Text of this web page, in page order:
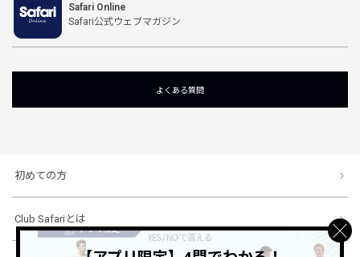
Safari Online
Safari公式ウェブマガジン
よくある質問
初めての方
Club Safariとは